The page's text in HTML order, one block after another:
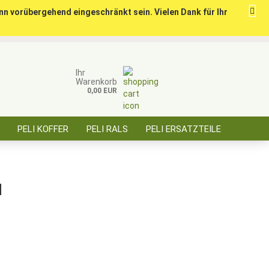
Passwort
Ihr
Warenkorb
0,00 EUR
vorübergehend eingeschränkt sein. Vielen Dank für Ihr
PELI KOFFER PELI RALS PELI ERSATZTEILE